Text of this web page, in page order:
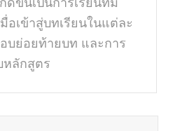
มื่อเข้าสู่บทเรียนในแต่ละ
บย่อยท้ายบท และการ
ลักสูตร